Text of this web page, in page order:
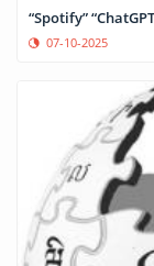
“Spotify”
07-10-2025